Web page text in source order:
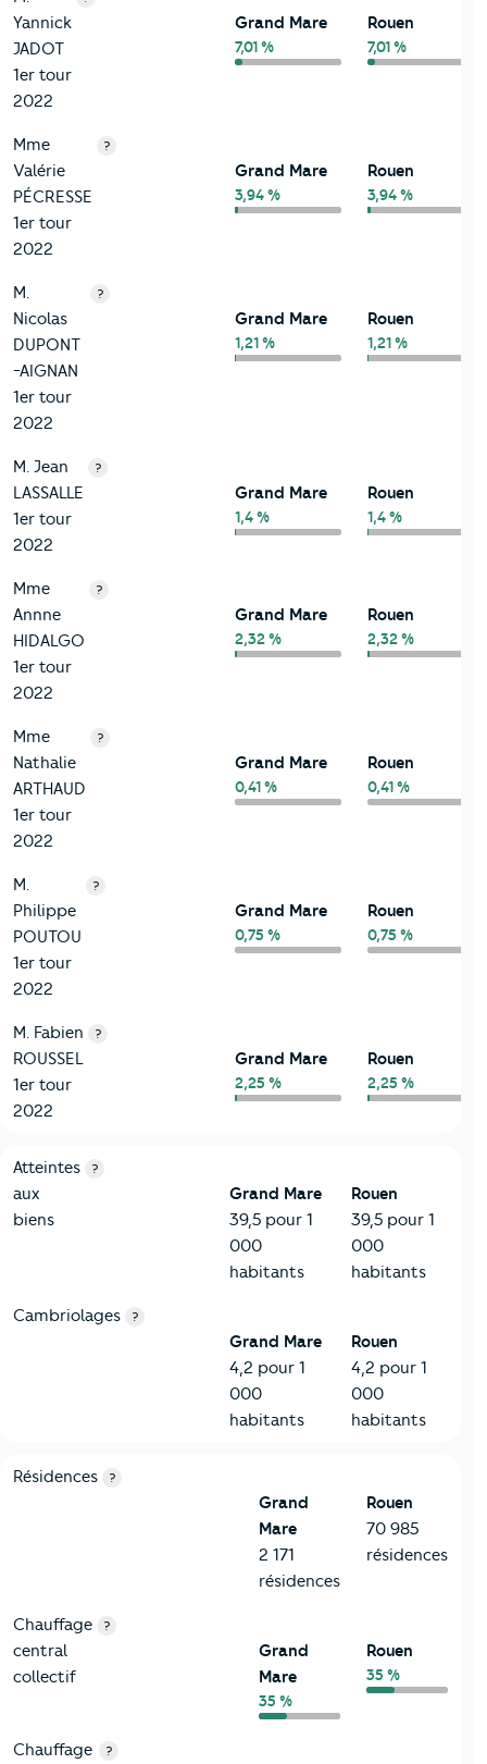
Yannick
JADOT
1er tour
2022
Grand Mare
7,01 %
Rouen
7,01 %
Mme
Valérie
PÉCRESSE
1er tour
2022
?
Grand Mare
3,94 %
Rouen
3,94 %
M.
Nicolas
DUPONT
-AIGNAN
1er tour
2022
?
Grand Mare
1,21 %
Rouen
1,21 %
M. Jean
LASSALLE
1er tour
2022
?
Grand Mare
1,4 %
Rouen
1,4 %
Mme
Annne
HIDALGO
1er tour
2022
?
Grand Mare
2,32 %
Rouen
2,32 %
Mme
Nathalie
ARTHAUD
1er tour
2022
?
Grand Mare
0,41 %
Rouen
0,41 %
M.
Philippe
POUTOU
1er tour
2022
?
Grand Mare
0,75 %
Rouen
0,75 %
M. Fabien
ROUSSEL
1er tour
2022
?
Grand Mare
2,25 %
Rouen
2,25 %
7-Sécurité
Critères
Atteintes
aux
biens
?
Grand Mare
39,5 pour 1
000
habitants
Rouen
39,5 pour 1
000
habitants
Cambriolages ?
Grand Mare
4,2 pour 1
000
habitants
Rouen
4,2 pour 1
000
habitants
8-Chauffage
Critères Grand Mare
Résidences ?
Grand
Mare
2 171
résidences
Rouen
70 985
résidences
Chauffage
central
collectif
?
Grand
Mare
35 %
Rouen
35 %
Chauffage
?